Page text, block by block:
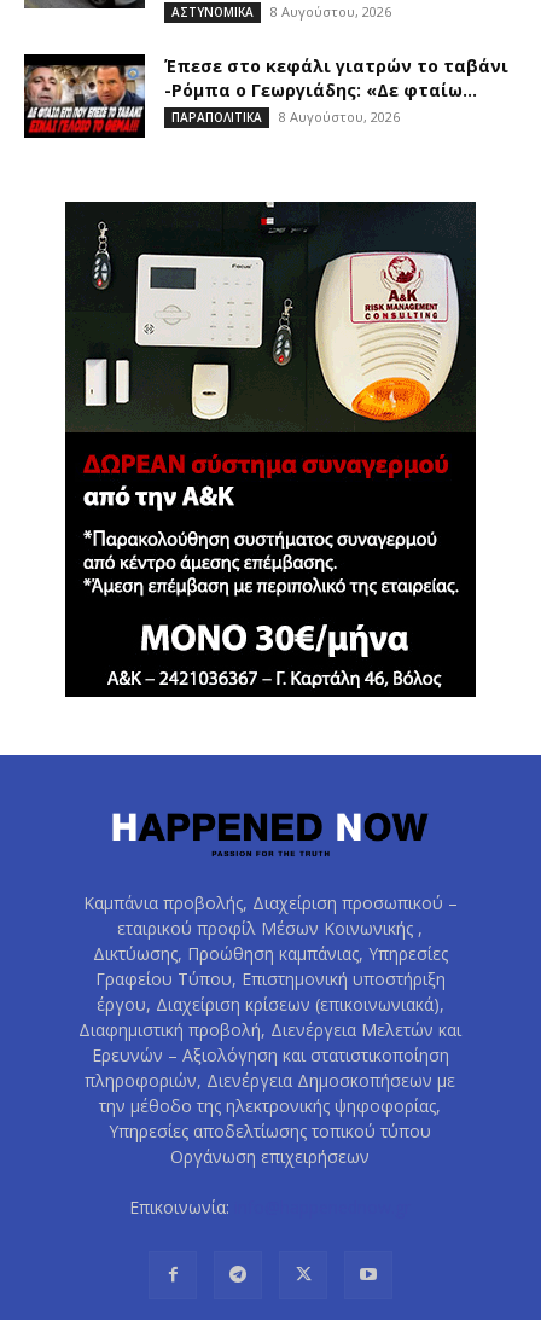
ΑΣΤΥΝΟΜΙΚΑ 8 Αυγούστου, 2026
Έπεσε στο κεφάλι γιατρών το ταβάνι
-Ρόμπα ο Γεωργιάδης: «Δε φταίω...
ΠΑΡΑΠΟΛΙΤΙΚΑ 8 Αυγούστου, 2026
Καμπάνια προβολής, Διαχείριση προσωπικού –
εταιρικού προφίλ Μέσων Κοινωνικής ,
Δικτύωσης, Προώθηση καμπάνιας, Υπηρεσίες
Γραφείου Τύπου, Επιστημονική υποστήριξη
έργου, Διαχείριση κρίσεων (επικοινωνιακά),
Διαφημιστική προβολή, Διενέργεια Μελετών και
Ερευνών – Αξιολόγηση και στατιστικοποίηση
πληροφοριών, Διενέργεια Δημοσκοπήσεων με
την μέθοδο της ηλεκτρονικής ψηφοφορίας,
Υπηρεσίες αποδελτίωσης τοπικού τύπου
Οργάνωση επιχειρήσεων
Επικοινωνία: